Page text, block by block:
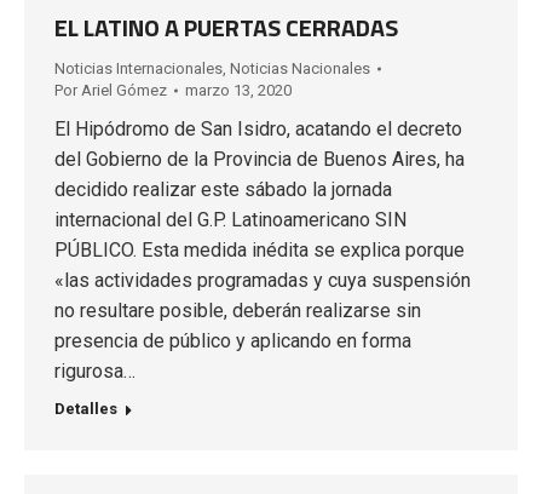
EL LATINO A PUERTAS CERRADAS
Noticias Internacionales Noticias Nacionales
Por Ariel Gómez marzo 13, 2020
El Hipódromo de San Isidro, acatando el decreto
del Gobierno de la Provincia de Buenos Aires, ha
decidido realizar este sábado la jornada
internacional del G.P. Latinoamericano SIN
PÚBLICO. Esta medida inédita se explica porque
«las actividades programadas y cuya suspensión
no resultare posible, deberán realizarse sin
presencia de público y aplicando en forma
rigurosa…
Detalles